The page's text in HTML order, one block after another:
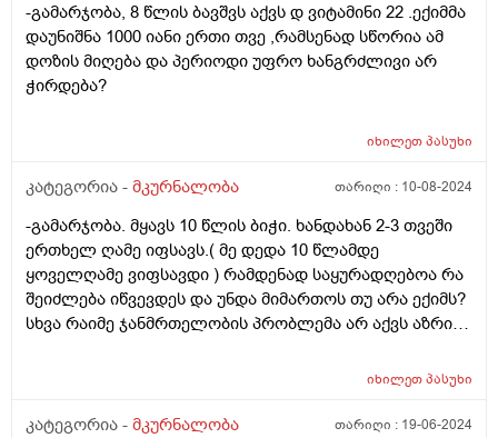
-გამარჯობა, 8 წლის ბავშვს აქვს დ ვიტამინი 22 .ექიმმა
დაუნიშნა 1000 იანი ერთი თვე ,რამსენად სწორია ამ
დოზის მიღება და პერიოდი უფრო ხანგრძლივი არ
ჭირდება?
იხილეთპასუხი
კატეგორია - მკურნალობა თარიღი : 10-08-2024
-გამარჯობა. მყავს 10 წლის ბიჭი. ხანდახან 2-3 თვეში
ერთხელ ღამე იფსავს.( მე დედა 10 წლამდე
ყოველღამე ვიფსავდი ) რამდენად საყურადღებოა რა
შეიძლება იწვევდეს და უნდა მიმართოს თუ არა ექიმს?
სხვა რაიმე ჯანმრთელობის პრობლემა არ აქვს აზრის
შეიძლება გენეტიკური იყოს? მე ყოველდღე მქონდა ეგ
მაინც დისკომფორტს უქმნის
იხილეთპასუხი
კატეგორია - მკურნალობა თარიღი : 19-06-2024